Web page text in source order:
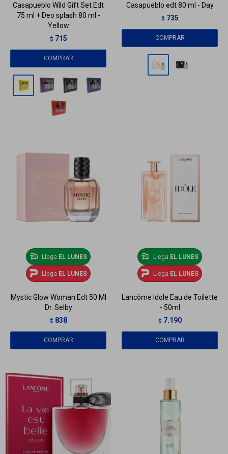
Casapueblo Wild Gift Set Edt
75 ml + Deo splash 80 ml -
Yellow
$ 715
Casapueblo edt 80 ml - Day
$ 735
Llega EL LUNES
Llega EL LUNES
Mystic Glow Woman Edt 50 Ml
Dr. Selby
$ 838
Llega EL LUNES
Llega EL LUNES
Lancôme Idole Eau de Toilette
- 50ml
$ 7.190